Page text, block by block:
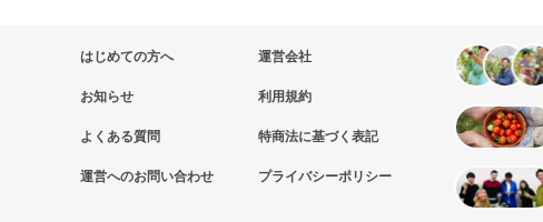
はじめての方へ
お知らせ
よくある質問
運営へのお問い合わせ
運営会社
利用規約
特商法に基づく表記
プライバシーポリシー